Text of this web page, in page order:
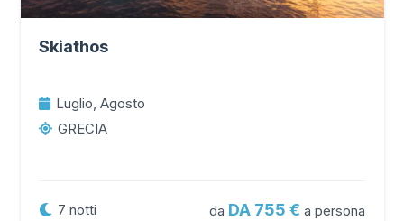
Skiathos
Luglio, Agosto
GRECIA
7 notti da DA 755 a persona